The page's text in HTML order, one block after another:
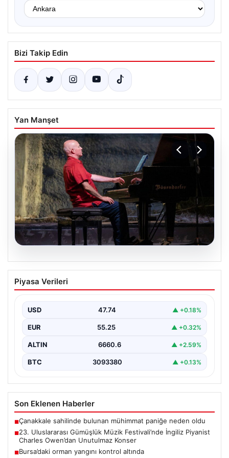
Bizi Takip Edin
Yan Manşet
07.08.2026
23. Uluslararası Gümüşlük Müzik
Festivali’nde İngiliz Piyanist Charles
Bodrum'un eşsiz atmosferinde düzenlenen 23.
sanatseverleri büyülemeye…
Piyasa Verileri
USD 47.74 ▲ +0.18%
EUR 55.25 ▲ +0.32%
ALTIN 6660.6 ▲ +2.59%
BTC 3093380 ▲ +0.13%
Son Eklenen Haberler
■Çanakkale sahilinde bulunan mühimmat paniğe neden oldu
■23. Uluslararası Gümüşlük Müzik Festivali’nde İngiliz Piyanist
Charles Owen’dan Unutulmaz Konser
■Bursa’daki orman yangını kontrol altında